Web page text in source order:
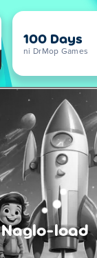
100 Days
ni DrMop Games
Naglo-load